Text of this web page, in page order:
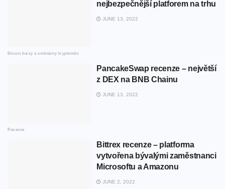
Bitcoin burzy a směnárny kryptoměn
nejbezpečnější platforem na trhu
JUNE 13, 2022
Recenze
PancakeSwap recenze – největší
z DEX na BNB Chainu
JUNE 13, 2022
Bittrex recenze – platforma
vytvořena bývalými zaměstnanci
Microsoftu a Amazonu
JUNE 2, 2022